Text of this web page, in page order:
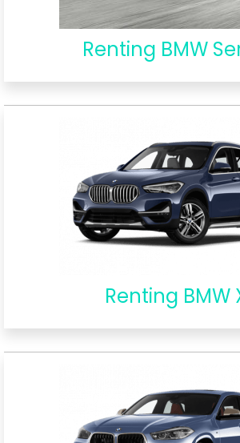
Renting BMW
Renting BMW